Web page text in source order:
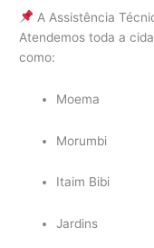
A Assistência
Atendemos toda a
como:
Moema
Morumbi
Itaim Bibi
Jardins